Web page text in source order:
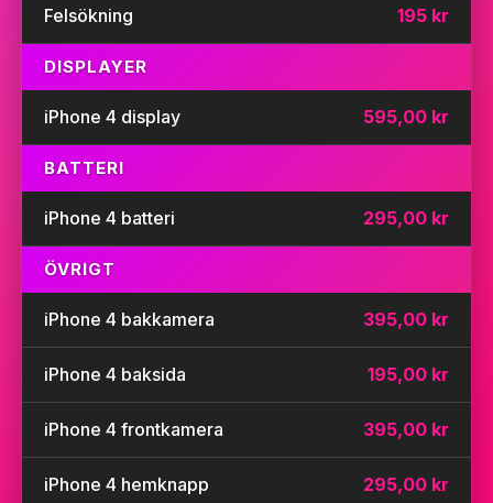
Felsökning 195 kr
DISPLAYER
iPhone 4 display 595,00 kr
BATTERI
iPhone 4 batteri 295,00 kr
ÖVRIGT
iPhone 4 bakkamera 395,00 kr
iPhone 4 baksida 195,00 kr
iPhone 4 frontkamera 395,00 kr
iPhone 4 hemknapp 295,00 kr